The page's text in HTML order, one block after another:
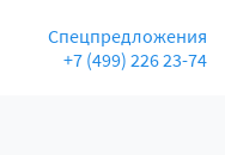
Спецпредложения
+7 (499) 226 23-74